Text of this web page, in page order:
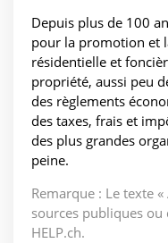
Depuis plus de 100
pour la promotion et
résidentielle et
propriété, aussi peu
des règlements
des taxes, frais et
des plus grandes
peine.
Remarque : Le texte
sources publiques
HELP.ch.